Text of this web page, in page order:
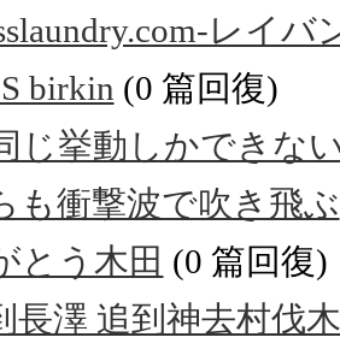
レイ
birkin (0 篇回復)
じ挙動しかできな
も衝撃波で吹き飛ぶ
う木田 (0 篇回復)
長澤 追到神去村伐木